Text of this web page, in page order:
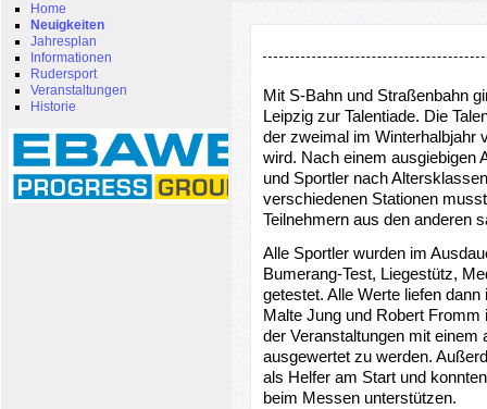
Home
Neuigkeiten
Jahresplan
Informationen
Rudersport
Veranstaltungen
Historie
Mit S-Bahn und Straßenbahn
Leipzig zur Talentiade. Die
der zweimal im Winterhalbjahr
wird. Nach einem ausgiebigen
und Sportler nach
verschiedenen Stationen
Teilnehmern aus den anderen
Alle Sportler wurden im
Bumerang-Test, Liegestütz,
getestet. Alle Werte liefen
Malte Jung und Robert
der Veranstaltungen mit
ausgewertet zu werden.
als Helfer am Start und
beim Messen unterstützen.